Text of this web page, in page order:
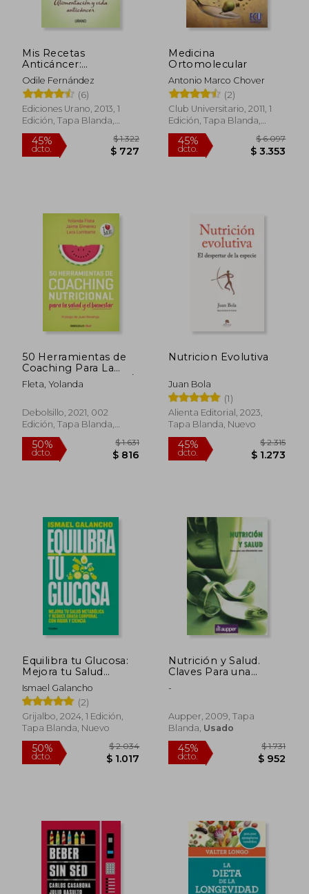
15%
dcto.
45%
dcto.
15%
dcto. $ 842
Rápido
50%
dcto. $
Mis Recetas
Anticáncer:
Alimentación y Vida
Anticáncer (Nutrición
y Dietética)
Odile Fernández
(6)
Ediciones Urano, 2013, 1
Edición, Tapa Blanda,
Nuevo
45%
dcto.
Medicina
Ortomolecular
Antonio Marco Chover
(2)
Club Universitario, 2011, 1
Edición, Tapa Blanda,
Nuevo
45%
dcto.
50 Herramientas de
Coaching Para La
Salud Y El Bienestar /
50 Coaching Tools
Fleta, Yolanda
Debolsillo, 2021, 002
Edición, Tapa Blanda,
Nuevo
Nutricion Evolutiva
Juan Bola
(1)
Alienta Editorial, 2023,
Tapa Blanda, Nuevo
Equilibra tu Glucosa:
Mejora tu Salud
Metabólica y Reduce
Grasa Corporal con
rig or y Ciencia /
Balance Your Glucose.
Improve Your
Ismael Galancho
(2)
Grijalbo, 2024, 1 Edición,
Tapa Blanda, Nuevo
Nutrición y Salud.
Claves Para una
-
Aupper, 2009, Tapa
Blanda, Usado